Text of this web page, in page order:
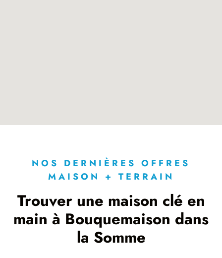
NOS DERNIÈRES OFFRES
MAISON + TERRAIN
Trouver une maison clé en
main à Bouquemaison dans
la Somme